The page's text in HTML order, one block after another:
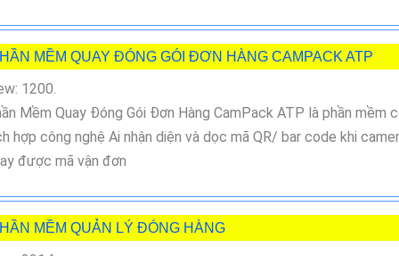
MỀM QUAY ĐÓNG GÓI ĐƠN HÀNG CAMPACK ATP
1200.
Mềm Quay Đóng Gói Đơn Hàng CamPack ATP là phần mềm
hợp công nghệ Ai nhận diện và dọc mã QR/ bar code khi
được mã vận đơn
MỀM QUẢN LÝ ĐÓNG HÀNG